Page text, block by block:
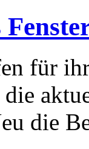
für
die
die